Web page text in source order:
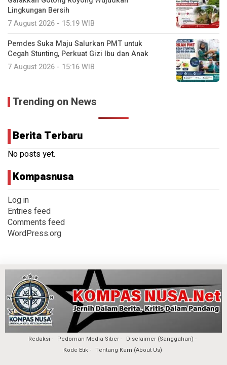
Lingkungan Bersih
7 August 2026 - 15:19 WIB
Pemdes Suka Maju Salurkan PMT untuk
Cegah Stunting, Perkuat Gizi Ibu dan Anak
7 August 2026 - 15:16 WIB
Trending on News
Berita Terbaru
No posts yet.
Kompasnusa
Log in
Entries feed
Comments feed
WordPress.org
Redaksi Pedoman Media Siber
Disclaimer (Sanggahan)
Kode Etik
Tentang Kami(About Us)